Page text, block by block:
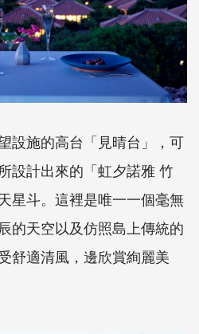
設施的高台「見晴台」，可
設計出來的「虹夕諾雅 竹
星斗。這裡是唯一一個毫無
的天空以及仿照島上傳統的
舒適清風，邊欣賞絢麗美